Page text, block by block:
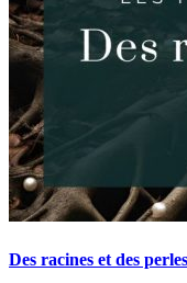
Des racines et des